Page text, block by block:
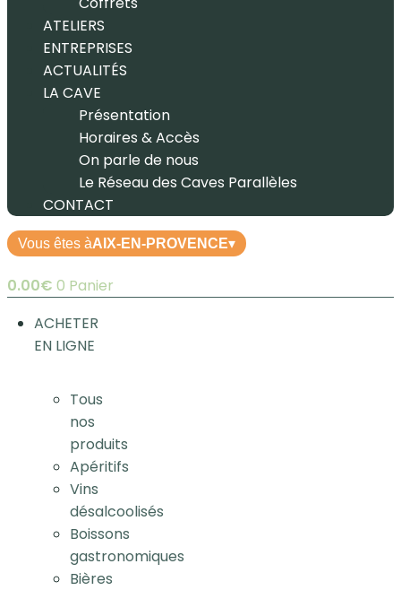
ATELIERS
ENTREPRISES
ACTUALITÉS
LA CAVE
Présentation
Horaires & Accès
On parle de nous
Le Réseau des Caves Parallèles
CONTACT
Vous êtes àAIX-EN-PROVENCE▾
0.00€ 0 Panier
ACHETER
EN LIGNE
Tous
nos
produits
Apéritifs
Vins
désalcoolisés
Boissons
gastronomiques
Bières